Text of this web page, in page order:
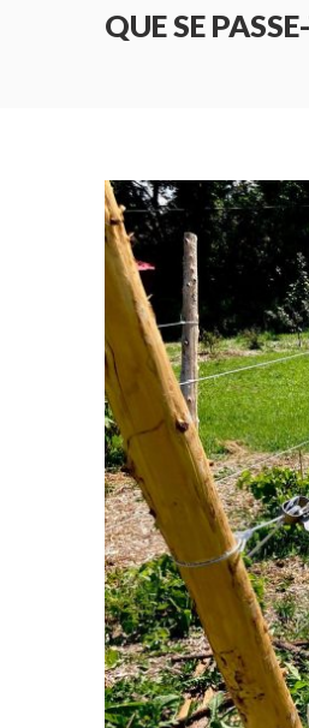
QUE SE